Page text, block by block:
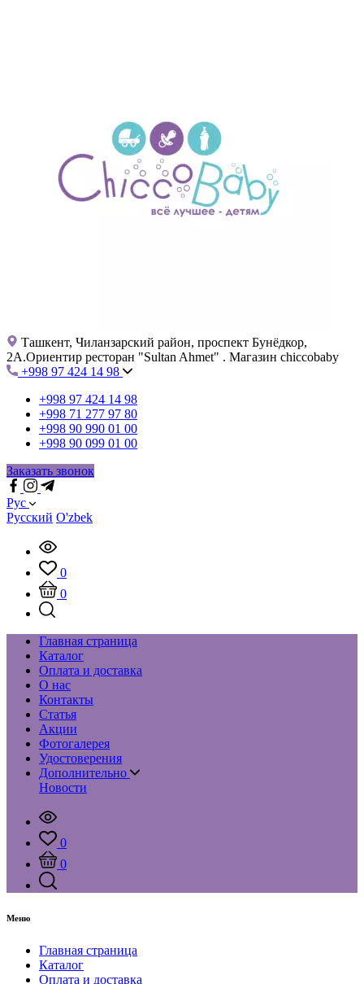
Ташкент, Чиланзарский район, проспект Бунёдкор,
2А.Ориентир ресторан "Sultan Ahmet" . Магазин chiccobaby
+998 97 424 14 98
+998 97 424 14 98
+998 71 277 97 80
+998 90 990 01 00
+998 90 099 01 00
Заказать звонок
Рус
Русский O'zbek
0
0
Главная страница
Каталог
Оплата и доставка
О нас
Контакты
Статья
Акции
Фотогалерея
Удостоверения
Дополнительно
Новости
0
0
Меню
Главная страница
Каталог
Оплата и доставка